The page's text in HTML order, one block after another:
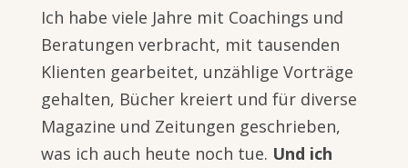
Ich habe viele Jahre mit Coachings und
Beratungen verbracht, mit tausenden
Klienten gearbeitet, unzählige Vorträge
gehalten, Bücher kreiert und für diverse
Magazine und Zeitungen geschrieben,
was ich auch heute noch tue. Und ich